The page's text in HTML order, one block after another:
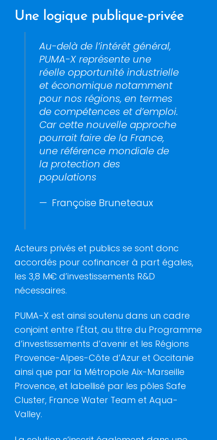
Une logique publique-privée
Au-delà de l’intérêt général,
PUMA-X représente une
réelle opportunité industrielle
et économique notamment
pour nos régions, en termes
de compétences et d’emploi.
Car cette nouvelle approche
pourrait faire de la France,
une référence mondiale de
la protection des
populations
— Françoise Bruneteaux
Acteurs privés et publics se sont donc
accordés pour cofinancer à part égales,
les 3,8 M€ d’investissements R&D
nécessaires.
PUMA-X est ainsi soutenu dans un cadre
conjoint entre l’État, au titre du Programme
d’investissements d’avenir et les Régions
Provence-Alpes-Côte d’Azur et Occitanie
ainsi que par la Métropole Aix-Marseille
Provence, et labellisé par les pôles Safe
Cluster, France Water Team et Aqua-
Valley.